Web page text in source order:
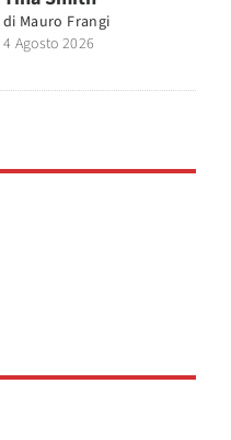
di Mauro Frangi
4 Agosto 2026